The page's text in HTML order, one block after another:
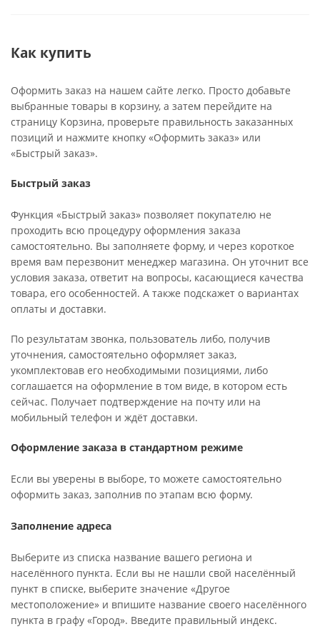
Как купить
Оформить заказ на нашем сайте легко. Просто добавьте
выбранные товары в корзину, а затем перейдите на
страницу Корзина, проверьте правильность заказанных
позиций и нажмите кнопку «Оформить заказ» или
«Быстрый заказ».
Быстрый заказ
Функция «Быстрый заказ» позволяет покупателю не
проходить всю процедуру оформления заказа
самостоятельно. Вы заполняете форму, и через короткое
время вам перезвонит менеджер магазина. Он уточнит все
условия заказа, ответит на вопросы, касающиеся качества
товара, его особенностей. А также подскажет о вариантах
оплаты и доставки.
По результатам звонка, пользователь либо, получив
уточнения, самостоятельно оформляет заказ,
укомплектовав его необходимыми позициями, либо
соглашается на оформление в том виде, в котором есть
сейчас. Получает подтверждение на почту или на
мобильный телефон и ждёт доставки.
Оформление заказа в стандартном режиме
Если вы уверены в выборе, то можете самостоятельно
оформить заказ, заполнив по этапам всю форму.
Заполнение адреса
Выберите из списка название вашего региона и
населённого пункта. Если вы не нашли свой населённый
пункт в списке, выберите значение «Другое
местоположение» и впишите название своего населённого
пункта в графу «Город». Введите правильный индекс.